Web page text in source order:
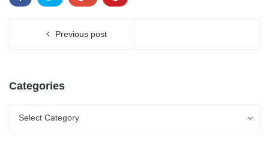
Previous post
Categories
Select Category